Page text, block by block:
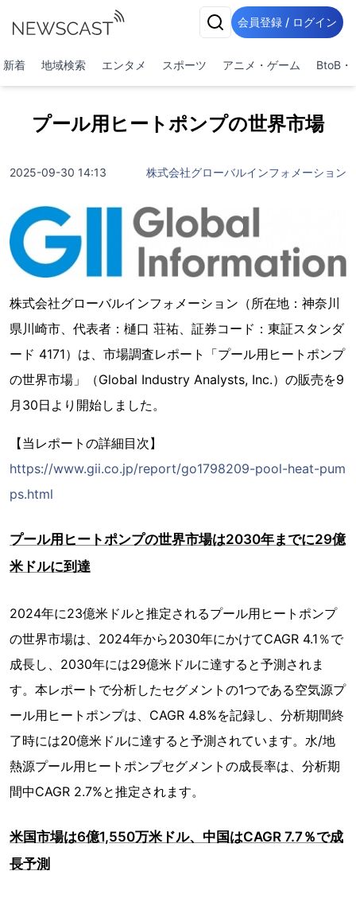
会員登録 / ログイン
新着 地域検索 エンタメ スポーツ アニメ・ゲーム BtoB・
プール用ヒートポンプの世界市場
2025-09-30 14:13 株式会社グローバルインフォメーション
株式会社グローバルインフォメーション（所在地：神奈川
県川崎市、代表者：樋口 荘祐、証券コード：東証スタンダ
ード 4171）は、市場調査レポート「プール用ヒートポンプ
の世界市場」（Global Industry Analysts, Inc.）の販売を9
月30日より開始しました。
【当レポートの詳細目次】
https://www.gii.co.jp/report/go1798209-pool-heat-pum
ps.html
プール用ヒートポンプの世界市場は2030年までに29億
米ドルに到達
2024年に23億米ドルと推定されるプール用ヒートポンプ
の世界市場は、2024年から2030年にかけてCAGR 4.1％で
成長し、2030年には29億米ドルに達すると予測されま
す。本レポートで分析したセグメントの1つである空気源プ
ール用ヒートポンプは、CAGR 4.8%を記録し、分析期間終
了時には20億米ドルに達すると予測されています。水/地
熱源プール用ヒートポンプセグメントの成長率は、分析期
間中CAGR 2.7%と推定されます。
米国市場は6億1,550万米ドル、中国はCAGR 7.7％で成
長予測